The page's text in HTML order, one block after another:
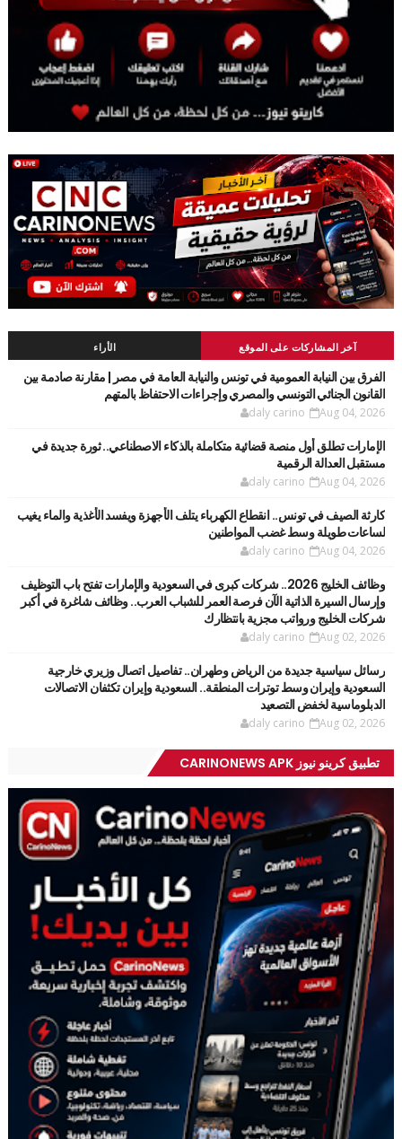
آخر المشاركات على الموقع الأراء
الفرق بين النيابة العمومية في تونس والنيابة العامة في مصر | مقارنة صادمة بين
القانون الجنائي التونسي والمصري وإجراءات الاحتفاظ بالمتهم
daly carino Aug 04, 2026
الإمارات تطلق أول منصة قضائية متكاملة بالذكاء الاصطناعي.. ثورة جديدة في
مستقبل العدالة الرقمية
daly carino Aug 04, 2026
كارثة الصيف في تونس.. انقطاع الكهرباء يتلف الأجهزة ويفسد الأغذية والماء يغيب
لساعات طويلة وسط غضب المواطنين
daly carino Aug 04, 2026
وظائف الخليج 2026.. شركات كبرى في السعودية والإمارات تفتح باب التوظيف
وإرسال السيرة الذاتية الآن فرصة العمر للشباب العرب.. وظائف شاغرة في أكبر
شركات الخليج ورواتب مجزية بانتظارك
daly carino Aug 02, 2026
رسائل سياسية جديدة من الرياض وطهران.. تفاصيل اتصال وزيري خارجية
السعودية وإيران وسط توترات المنطقة.. السعودية وإيران تكثفان الاتصالات
الدبلوماسية لخفض التصعيد
daly carino Aug 02, 2026
تطبيق كرينو نيوز CARINONEWS APK